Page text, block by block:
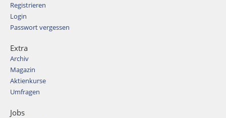
Registrieren
Login
Passwort vergessen
Extra
Archiv
Magazin
Aktienkurse
Umfragen
Jobs